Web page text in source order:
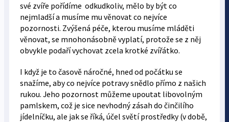
své zvíře pořídíme odkudkoliv, mělo by být co
nejmladší a musíme mu věnovat co nejvíce
pozornosti. Zvýšená péče, kterou musíme mláděti
věnovat, se mnohonásobně vyplatí, protože se z něj
obvykle podaří vychovat zcela krotké zvířátko.
I když je to časově náročné, hned od počátku se
snažíme, aby co nejvíce potravy snědlo přímo z našich
rukou. Jeho pozornost můžeme upoutat libovolným
pamlskem, což je sice nevhodný zásah do činčilího
jídelníčku, ale jak se říká, účel světí prostředky (v době,